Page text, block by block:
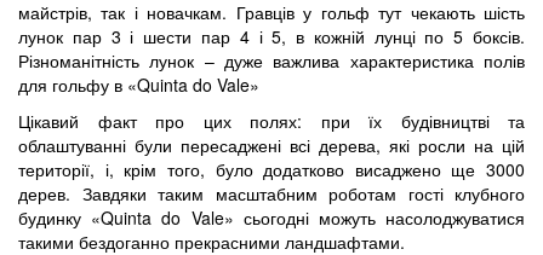
майстрів, так і новачкам. Гравців у гольф тут чекають шість
лунок пар 3 і шести пар 4 і 5, в кожній лунці по 5 боксів.
Різноманітність лунок – дуже важлива характеристика полів
для гольфу в «Quinta do Vale»
Цікавий факт про цих полях: при їх будівництві та
облаштуванні були пересаджені всі дерева, які росли на цій
території, і, крім того, було додатково висаджено ще 3000
дерев. Завдяки таким масштабним роботам гості клубного
будинку «Quinta do Vale» сьогодні можуть насолоджуватися
такими бездоганно прекрасними ландшафтами.